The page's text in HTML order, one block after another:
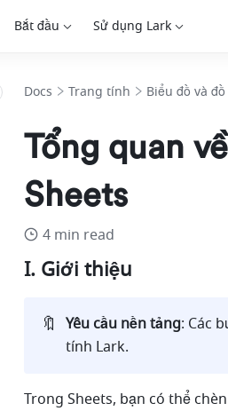
Bắt đầu Sử dụng Lark
Docs Trang tính Biểu đồ và
Tổng quan
Sheets
4 min read
I. Giới thiệu
🔖 Yêu cầu nền tảng: Các
tính Lark.
Trong Sheets, bạn có thể